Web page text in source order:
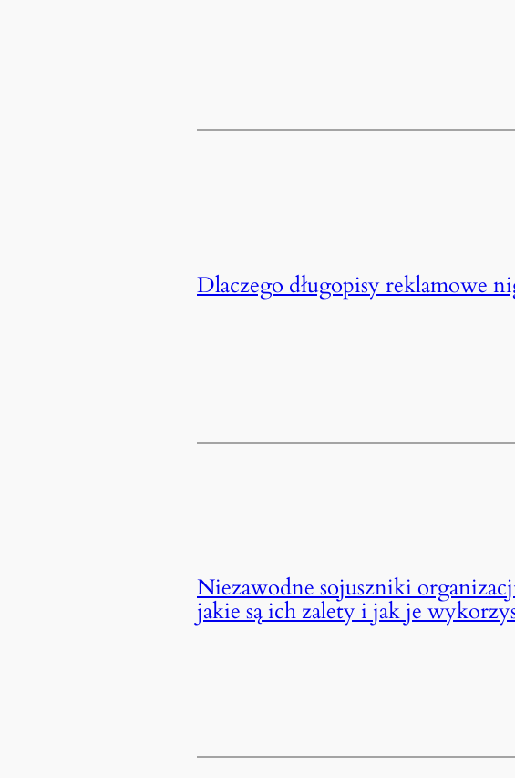
Dlaczego długopisy reklamowe
Niezawodne sojuszniki
jakie są ich zalety i jak je